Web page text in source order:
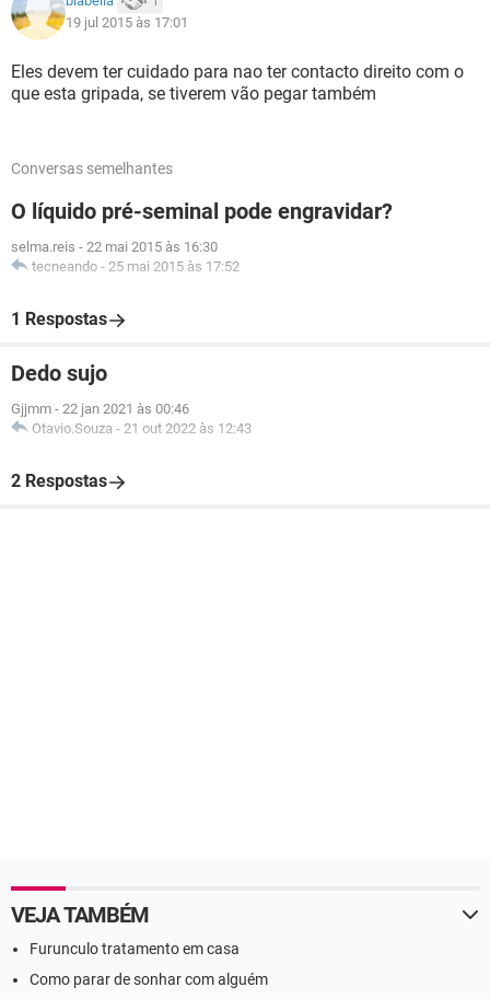
19 jul 2015 às 17:01
Eles devem ter cuidado para nao ter contacto direito com o
que esta gripada, se tiverem vão pegar também
Conversas semelhantes
O líquido pré-seminal pode engravidar?
selma.reis - 22 mai 2015 às 16:30
tecneando - 25 mai 2015 às 17:52
1 Respostas
Dedo sujo
Gjjmm - 22 jan 2021 às 00:46
Otavio.Souza - 21 out 2022 às 12:43
2 Respostas
VEJA TAMBÉM
Furunculo tratamento em casa
Como parar de sonhar com alguém